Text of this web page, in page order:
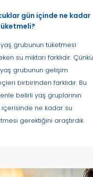
gün içinde ne kadar
grubunun tüketmesi
su miktarı farklıdır. Çünkü
grubunun gelişim
birbirinden farklıdır. Bu
belirli yaş gruplarının
içerisinde ne kadar su
gerektiğini araştırdık.